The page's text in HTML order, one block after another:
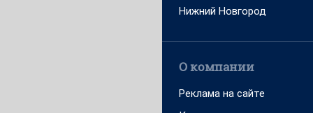
Нижний Новгород
О компании
Реклама на сайте